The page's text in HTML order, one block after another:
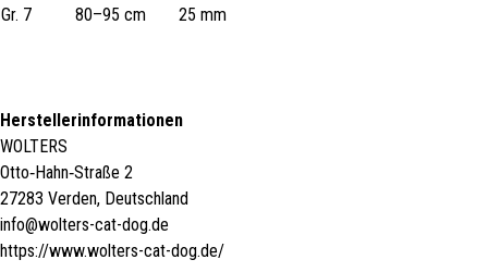
Gr. 7 80–95 cm 25 mm
Herstellerinformationen
WOLTERS
Otto‑Hahn‑Straße 2
27283 Verden, Deutschland
info@wolters-cat-dog.de
https://www.wolters-cat-dog.de/